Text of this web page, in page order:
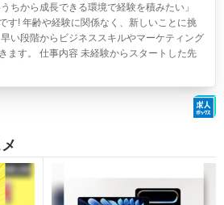
ちから成長できる環境で経験を積みたい」
す! 年齢や経験に関係なく、新しいことに挑
い段階からビジネススキルやマーケティング
ます。 仕事内容 未経験からスタートした先